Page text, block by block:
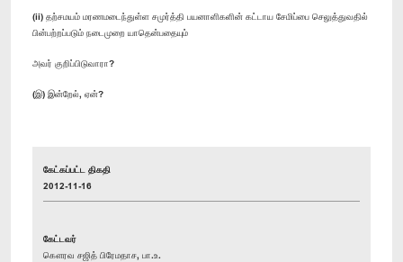
(ii) தற்சமயம் மரணமடைந்துள்ள சமுர்த்தி பயனாளிகளின் கட்டாய சேமிப்பை செலுத்துவதில்
பின்பற்றப்படும் நடைமுறை யாதென்பதையும்
அவர் குறிப்பிடுவாரா?
(இ) இன்றேல், ஏன்?
கேட்கப்பட்ட திகதி
2012-11-16
கேட்டவர்
கௌரவ சஜித் பிரேமதாச, பா.உ.